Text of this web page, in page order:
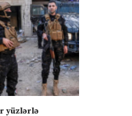
yüzlərlə